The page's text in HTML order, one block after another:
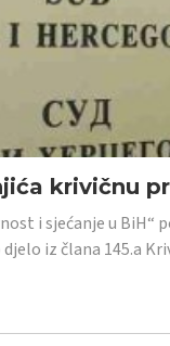
krivičnu
i sjećanje u
iz člana 145.a